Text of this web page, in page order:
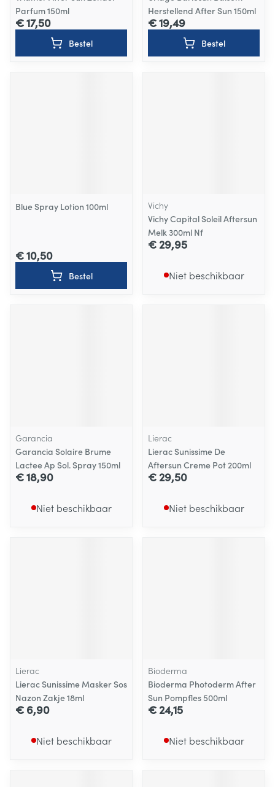
Parfum 150ml
€ 17,50
Bestel
Herstellend After Sun 150ml
€ 19,49
Bestel
Blue Spray Lotion 100ml
€ 10,50
Bestel
Vichy
Vichy Capital Soleil Aftersun
Melk 300ml Nf
€ 29,95
Niet beschikbaar
Garancia
Garancia Solaire Brume
Lactee Ap Sol. Spray 150ml
€ 18,90
Niet beschikbaar
Lierac
Lierac Sunissime De
Aftersun Creme Pot 200ml
€ 29,50
Niet beschikbaar
Lierac
Lierac Sunissime Masker Sos
Nazon Zakje 18ml
€ 6,90
Niet beschikbaar
Bioderma
Bioderma Photoderm After
Sun Pompfles 500ml
€ 24,15
Niet beschikbaar